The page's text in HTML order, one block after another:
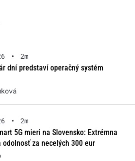
•
2m
dní predstaví operačný systém
•
2m
5G mieri na Slovensko: Extrémna
odolnosť za necelých 300 eur